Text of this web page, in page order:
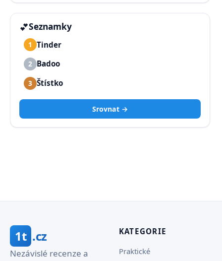
💕Seznamky
1 Tinder
2 Badoo
3 Štístko
Srovnat →
1t .cz
Nezávislé recenze a
KATEGORIE
Praktické